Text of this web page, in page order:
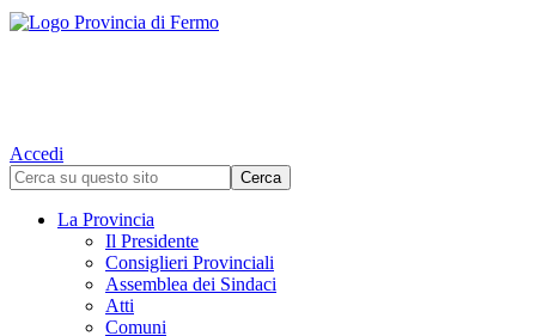
Accedi
La Provincia
Il Presidente
Consiglieri Provinciali
Assemblea dei Sindaci
Atti
Comuni